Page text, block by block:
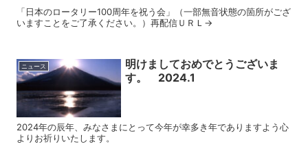
「日本のロータリー100周年を祝う会」（一部無音状態の箇所がござ
いますことをご了承ください。）再配信ＵＲＬ→
ニュース
明けましておめでとうございま
す。 2024.1
2024年の辰年、みなさまにとって今年が幸多き年でありますよう心
よりお祈りいたします。